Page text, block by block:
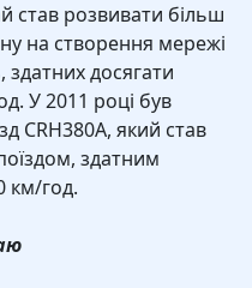
став розвивати більш
на створення мережі
здатних досягати
У 2011 році був
CRH380A, який став
здатним
км/год.